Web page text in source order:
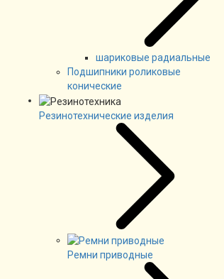
шариковые радиальные
Подшипники роликовые
конические
Резинотехнические изделия
Ремни приводные